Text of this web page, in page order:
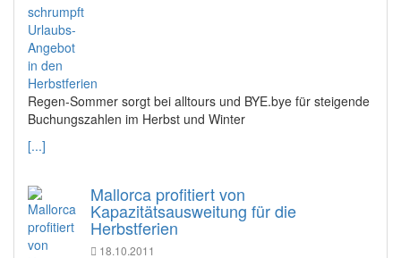
Regen-Sommer sorgt bei alltours und BYE.bye für steigende
Buchungszahlen im Herbst und Winter
[...]
Mallorca profitiert von
Kapazitätsausweitung für die
Herbstferien
18.10.2011